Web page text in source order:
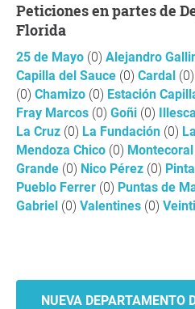
Peticiones en partes de Departamento de
Florida
25 de Mayo (0) Alejandro
Capilla del Sauce (0) Cardal (0)
(0) Chamizo (0) Estación
Fray Marcos (0) Goñi (0)
La Cruz (0) La Fundación (0)
Mendoza Chico (0) Montecoral
Grande (0) Nico Pérez (0)
Pueblo Ferrer (0) Puntas de
Gabriel (0) Valentines (0)
NUEVA DEPARTAMENTO